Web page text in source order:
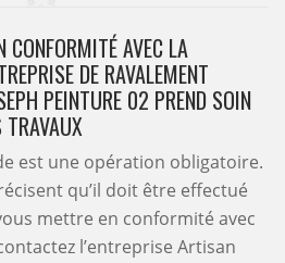
CONFORMITÉ AVEC LA
DE RAVALEMENT
PEINTURE 02 PREND SOIN
TRAVAUX
est une opération obligatoire.
qu’il doit être effectué
mettre en conformité avec
l’entreprise Artisan